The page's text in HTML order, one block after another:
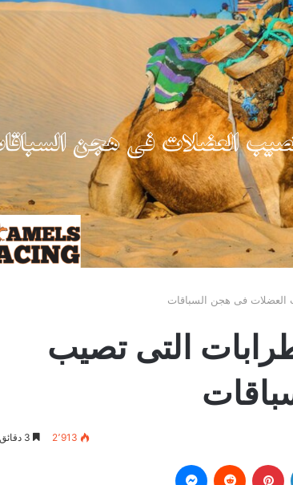
العضلات فى هجن السباقات
التى تصيب
2٬913